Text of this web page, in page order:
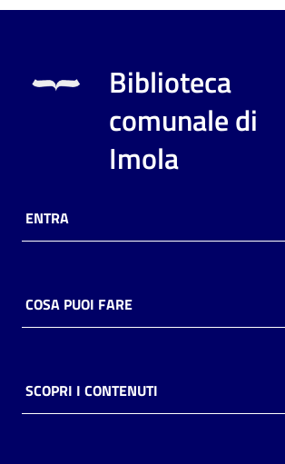
contenuti
Casa
Piani
Archivio
storico
Biblioteca
comunale di
Imola
ENTRA
COSA PUOI FARE
SCOPRI I CONTENUTI